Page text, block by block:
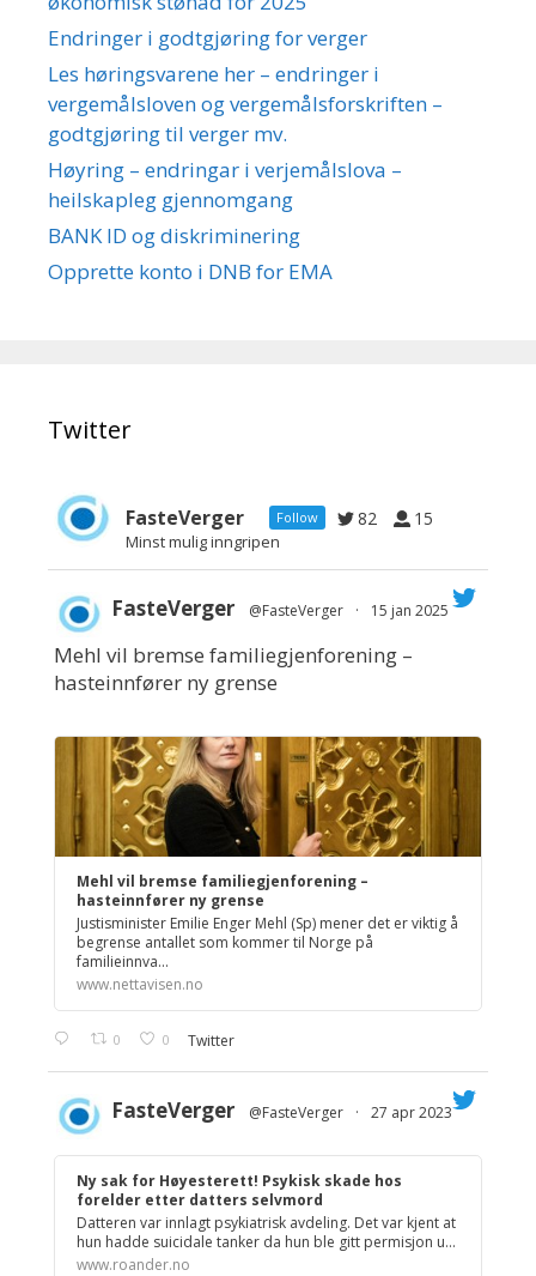
Endringer i godtgjøring for verger
Les høringsvarene her – endringer i
vergemålsloven og vergemålsforskriften –
godtgjøring til verger mv.
Høyring – endringar i verjemålslova –
heilskapleg gjennomgang
BANK ID og diskriminering
Opprette konto i DNB for EMA
Twitter
FasteVerger Follow 82 15
Minst mulig inngripen
;
FasteVerger @FasteVerger · 15 jan 2025
Mehl vil bremse familiegjenforening –
hasteinnfører ny grense
Mehl vil bremse familiegjenforening –
hasteinnfører ny grense
Justisminister Emilie Enger Mehl (Sp) mener det er viktig å
begrense antallet som kommer til Norge på
familieinnva...
www.nettavisen.no
0 0 Twitter
;
FasteVerger @FasteVerger · 27 apr 2023
Ny sak for Høyesterett! Psykisk skade hos
forelder etter datters selvmord
Datteren var innlagt psykiatrisk avdeling. Det var kjent at
hun hadde suicidale tanker da hun ble gitt permisjon u...
www.roander.no